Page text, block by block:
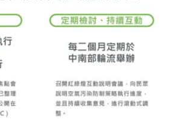
白皮書完成，因此目前政策環評要等能
，這兩個環差案仍是繼續進行審查。星